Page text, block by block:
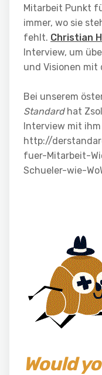
Mitarbeit Punkt
immer, wo sie
fehlt. Christian
Interview, um
und Visionen mit
Bei unserem
Standardhat
Interview mit
http://
fuer-Mitarbeit-
Schueler-wie-
Would